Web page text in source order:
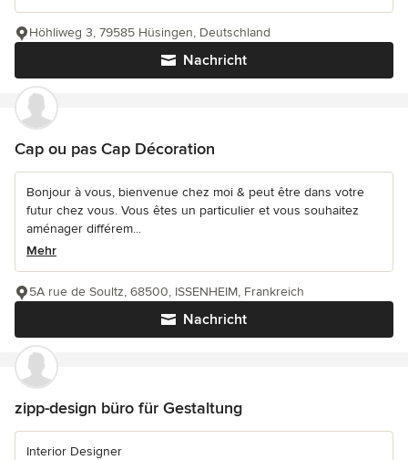
Nachricht
Höhliweg 3, 79585 Hüsingen, Deutschland
Cap ou pas Cap Décoration
Bonjour à vous, bienvenue chez moi & peut être dans votre
futur chez vous. Vous êtes un particulier et vous souhaitez
aménager différem...
Mehr
Nachricht
5A rue de Soultz, 68500, ISSENHEIM, Frankreich
zipp-design büro für Gestaltung
Interior Designer